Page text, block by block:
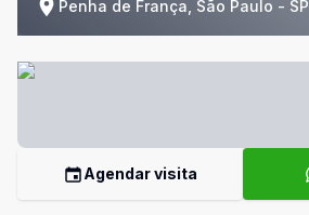
Penha de França, São Paulo - SP
Agendar visita